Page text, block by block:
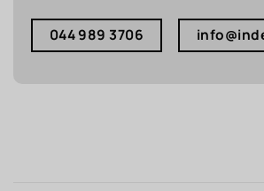
044 989 3706